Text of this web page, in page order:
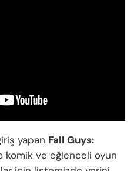
yapan Fall Guys:
komik ve eğlenceli oyun